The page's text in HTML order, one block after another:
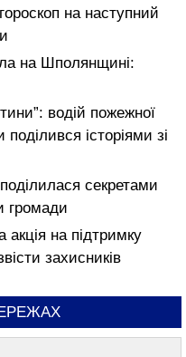
на наступний
на Шполянщині:
водій пожежної
історіями зі
секретами
громади
на підтримку
захисників